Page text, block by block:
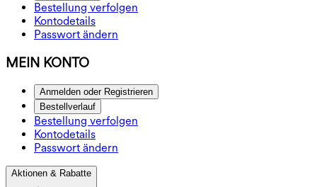
Bestellung verfolgen
Kontodetails
Passwort ändern
MEIN KONTO
Anmelden oder Registrieren
Bestellverlauf
Bestellung verfolgen
Kontodetails
Passwort ändern
Aktionen & Rabatte